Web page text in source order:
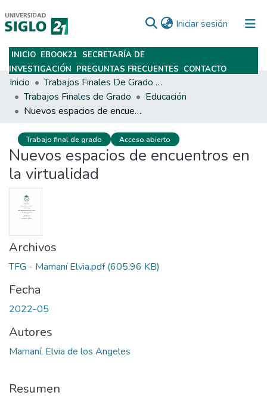
Iniciar sesión (current)
Subir
INICIO EBOOK21 SECRETARÍA DE
INVESTIGACIÓN PREGUNTAS FRECUENTES CONTACTO
Inicio
Trabajos Finales De Grado Y Posgrado
Trabajos Finales de Grado
Educación
Nuevos espacios de encuentros en la virtualidad
Trabajo final de grado Acceso abierto
Nuevos espacios de encuentros en
la virtualidad
Archivos
TFG - Mamaní Elvia.pdf(605.96 KB)
Fecha
2022-05
Autores
Mamaní, Elvia de los Angeles
Resumen